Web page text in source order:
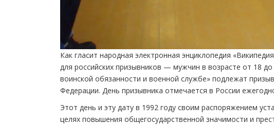
Как гласит народная электронная энциклопедия
для российских призывников — мужчин в возрасте от 18
воинской обязанности и военной службе» подлежат
Федерации. День призывника отмечается в России
Этот день и эту дату в 1992 году своим распоряжением
целях повышения общегосударственной значимости и